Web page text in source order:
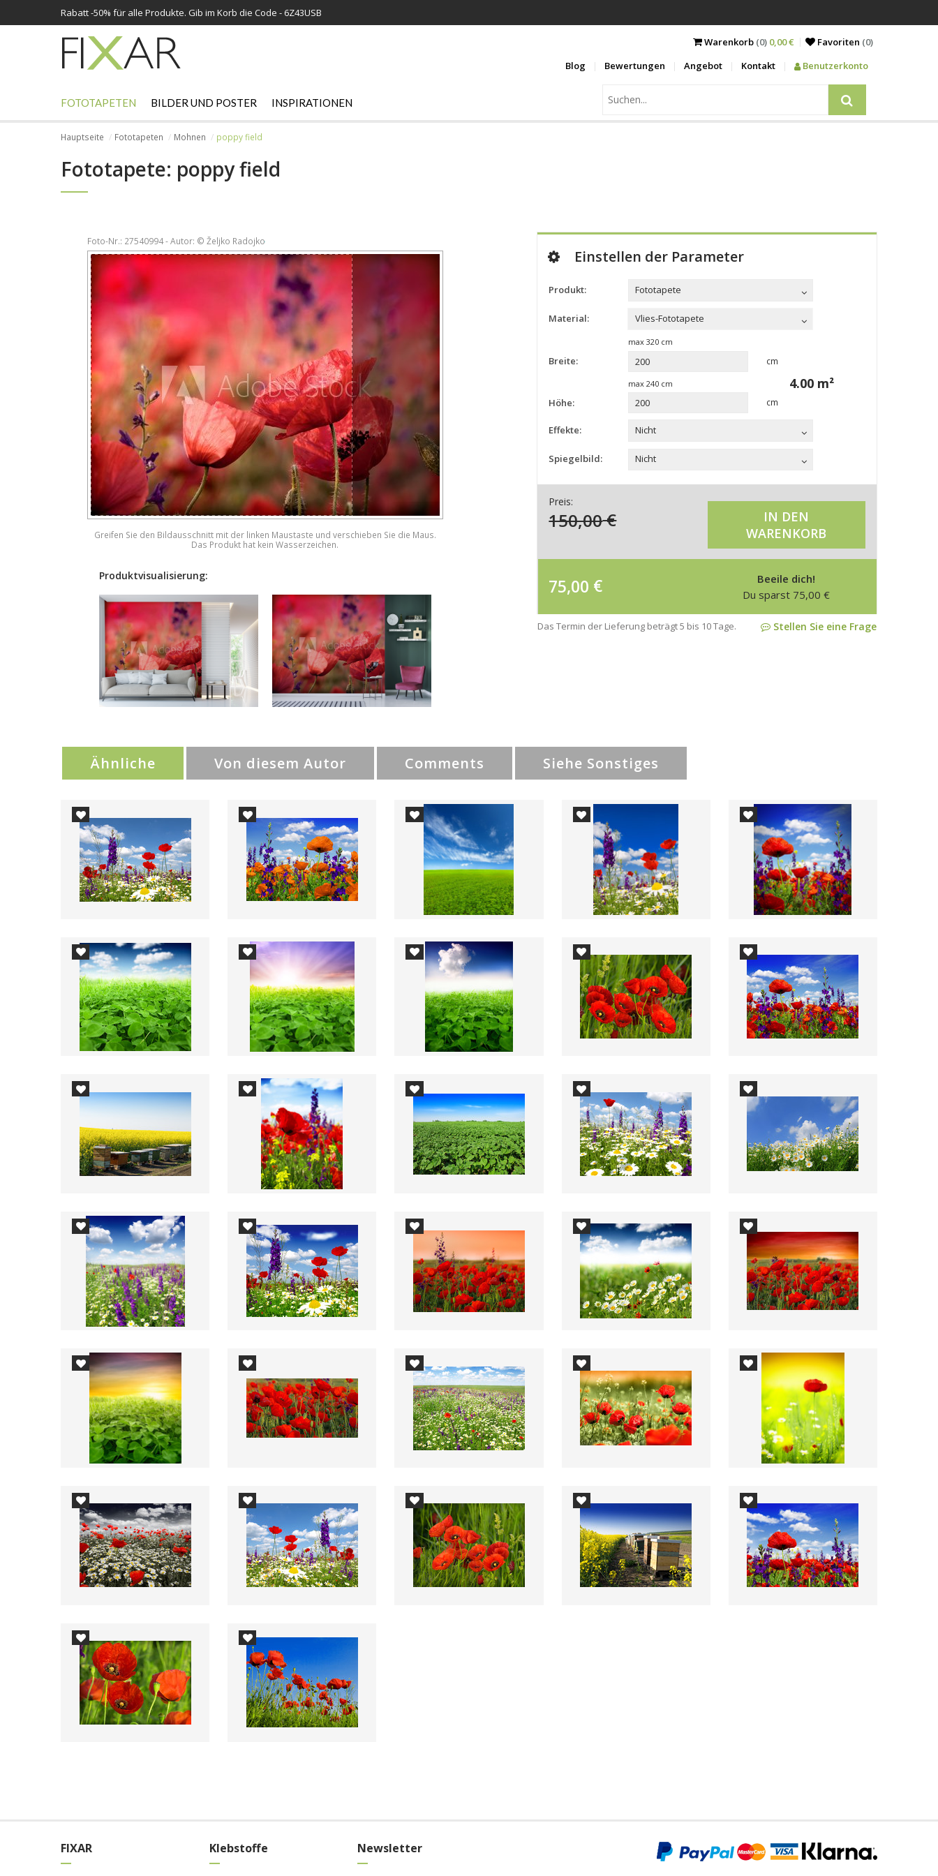
Rabatt -50% für alle Produkte. Gib im Korb die Code - 6Z43USB
Warenkorb(0) 0,00 € Favoriten (0)
Blog
Bewertungen Angebot Kontakt Benutzerkonto
FOTOTAPETEN BILDER UND POSTER INSPIRATIONEN
Hauptseite Fototapeten Mohnen poppy field
Fototapete: poppy field
Foto-Nr.: 27540994 - Autor: © Željko Radojko
Greifen Sie den Bildausschnitt mit der linken Maustaste und verschieben Sie die Maus.
Das Produkt hat kein Wasserzeichen.
Produktvisualisierung:
Einstellen der Parameter
Produkt: Fototapete
Material: Vlies-Fototapete
max 320cm
Breite: cm
max 240cm
Höhe: cm
4.00 m²
Effekte: Nicht
Spiegelbild: Nicht
Preis:
150,00€
IN DEN
WARENKORB
75,00 €
Beeile dich!
Du sparst 75,00 €
Das Termin der Lieferung beträgt 5 bis 10 Tage. Stellen Sie eine Frage
Ähnliche Von diesem Autor Comments Siehe Sonstiges
FIXAR Klebstoffe Newsletter